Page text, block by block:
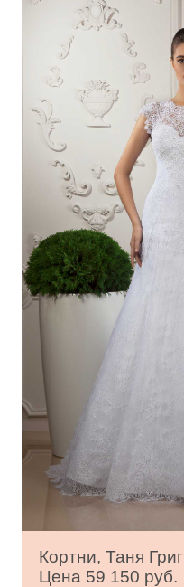
Кортни, Таня Григ
Цена 59 150 руб.